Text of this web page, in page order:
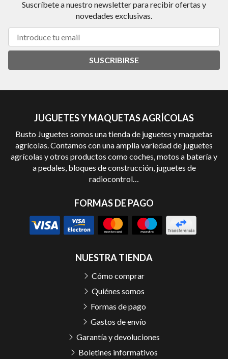
Suscríbete a nuestro newsletter para recibir ofertas y
novedades exclusivas.
SUSCRIBIRSE
JUGUETES Y MAQUETAS AGRÍCOLAS
Busto Juguetes somos una tienda de juguetes y maquetas
agrícolas. Contamos con una amplia variedad de juguetes
agrícolas y otros productos como coches, motos a batería y
a pedales, bloques de construcción, juguetes de
radiocontrol…
FORMAS DE PAGO
NUESTRA TIENDA
Cómo comprar
Quiénes somos
Formas de pago
Gastos de envío
Garantía y devoluciones
Boletines informativos